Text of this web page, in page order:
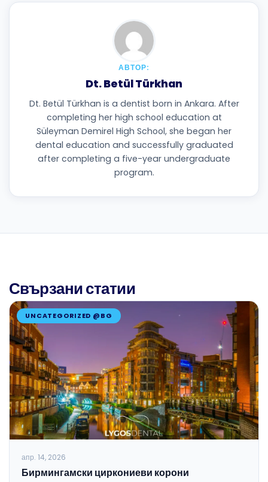
АВТОР:
Dt. Betül Türkhan
Dt. Betül Türkhan is a dentist born in Ankara. After
completing her high school education at
Süleyman Demirel High School, she began her
dental education and successfully graduated
after completing a five-year undergraduate
program.
Свързани статии
UNCATEGORIZED @BG
апр. 14, 2026
Бирмингамски циркониеви корони